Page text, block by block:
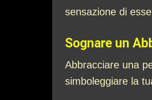
sensazione di
Sognare un
Abbracciare una
simboleggiare la